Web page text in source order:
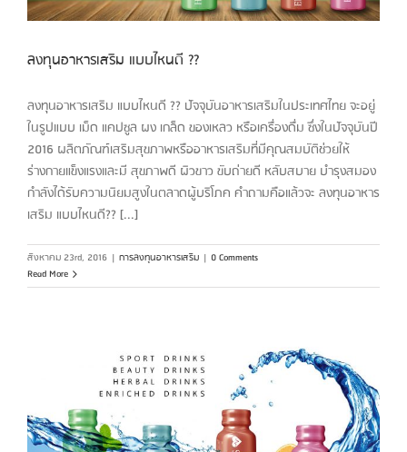
ลงทุนอาหารเสริม แบบไหนดี ??
ลงทุนอาหารเสริม แบบไหนดี ?? ปัจจุบันอาหารเสริมในประเทศไทย จะอยู่
ในรูปแบบ เม็ด แคปซูล ผง เกล็ด ของเหลว หรือเครื่องดื่ม ซึ่งในปัจจุบันปี
2016 ผลิตภัณฑ์เสริมสุขภาพหรืออาหารเสริมที่มีคุณสมบัติช่วยให้
ร่างกายแข็งแรงและมี สุขภาพดี ผิวขาว ขับถ่ายดี หลับสบาย บำรุงสมอง
กำลังได้รับความนิยมสูงในตลาดผู้บริโภค คำถามคือแล้วจะ ลงทุนอาหาร
เสริม แบบไหนดี?? [...]
สิงหาคม 23rd, 2016 | การลงทุนอาหารเสริม | 0 Comments
Read More